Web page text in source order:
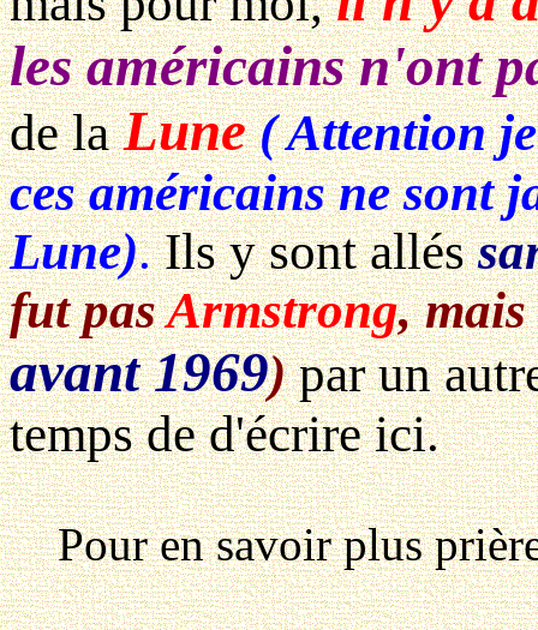
les américains n'ont
de la Lune ( Attention
ces américains ne sont
Lune).Ils y sont allés
fut pasArmstrong, mais
avant 1969)par un
temps de d'écrire ici.
Pour en savoir plus